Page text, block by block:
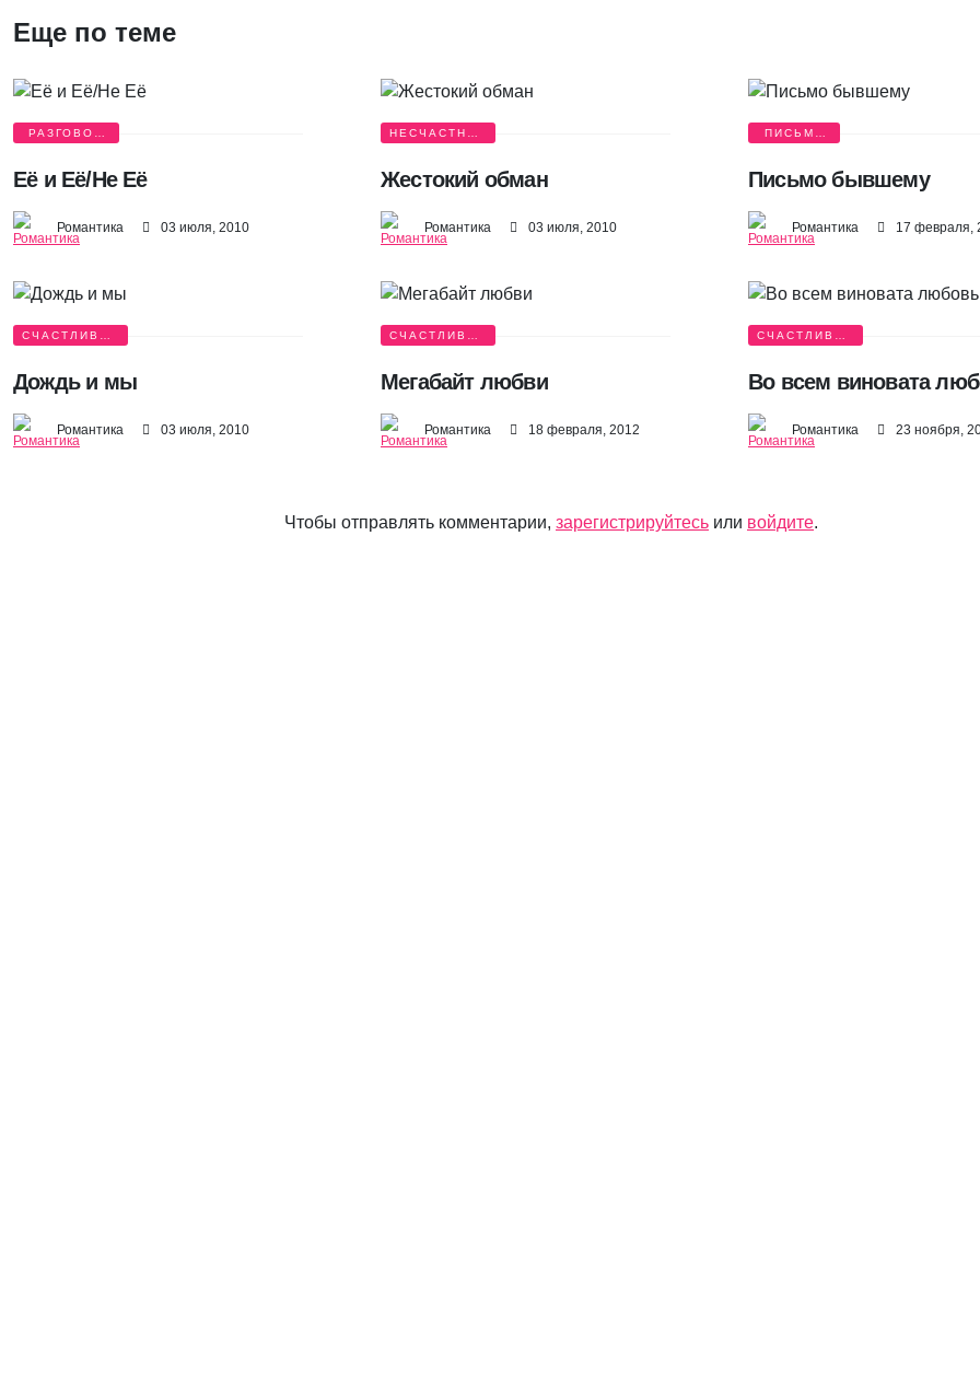
Еще по теме
РАЗГОВОР
Её и Её/Не Её
Романтика 03 июля, 2010
НЕСЧАСТНАЯ
Жестокий обман
Романтика 03 июля, 2010
ПИСЬМА
Письмо бывшему
Романтика 17 февраля,
СЧАСТЛИВАЯ
Дождь и мы
Романтика 03 июля, 2010
СЧАСТЛИВАЯ
Мегабайт любви
Романтика 18 февраля, 2012
СЧАСТЛИВАЯ
Во всем виновата
Романтика 23 ноября,
Чтобы отправлять комментарии, зарегистрируйтесь или войдите.